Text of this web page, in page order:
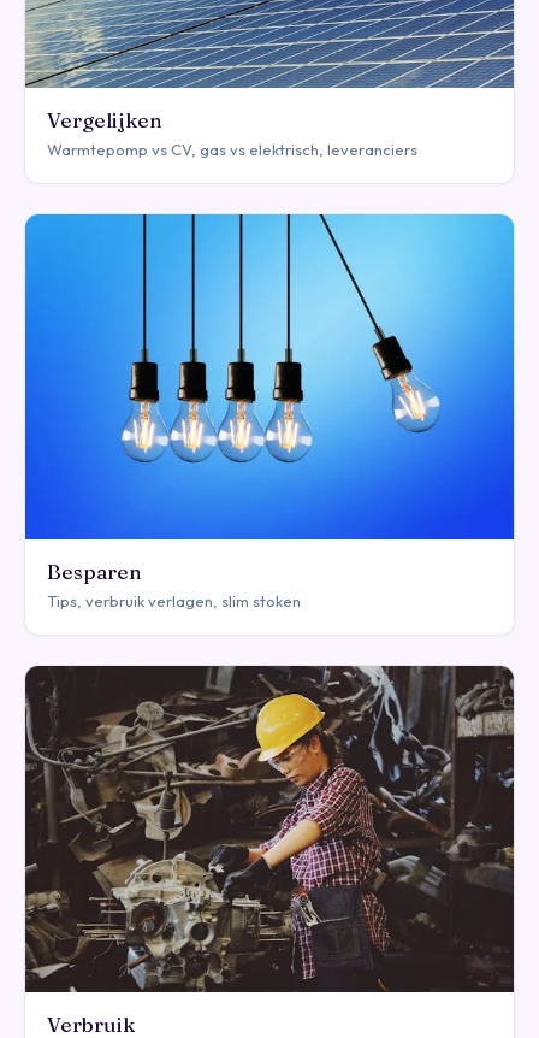
Vergelijken
Warmtepomp vs CV, gas vs elektrisch, leveranciers
Besparen
Tips, verbruik verlagen, slim stoken
Verbruik